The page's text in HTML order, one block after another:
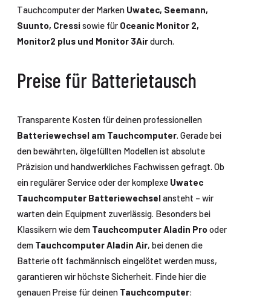
Tauchcomputer der Marken Uwatec, Seemann,
Suunto, Cressisowie für Oceanic Monitor 2,
Monitor2 plus und Monitor 3Airdurch.
Preise für Batterietausch
Transparente Kosten für deinen professionellen
Batteriewechsel am Tauchcomputer. Gerade bei
den bewährten, ölgefüllten Modellen ist absolute
Präzision und handwerkliches Fachwissen gefragt. Ob
ein regulärer Service oder der komplexe Uwatec
Tauchcomputer Batteriewechselansteht – wir
warten dein Equipment zuverlässig. Besonders bei
Klassikern wie dem Tauchcomputer Aladin Pro oder
dem Tauchcomputer Aladin Air, bei denen die
Batterie oft fachmännisch eingelötet werden muss,
garantieren wir höchste Sicherheit. Finde hier die
genauen Preise für deinen Tauchcomputer: